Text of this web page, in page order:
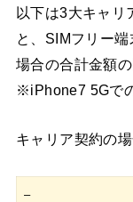
以下は3大キャリ
と、SIMフリー
場合の合計金額の
※iPhone7 5Gで
キャリア契約の
–